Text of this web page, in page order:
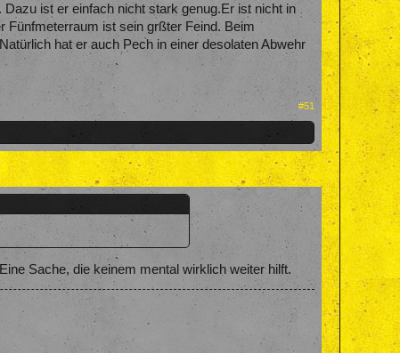
ist er einfach nicht stark genug.Er ist nicht in
Fünfmeterraum ist sein grßter Feind. Beim
hat er auch Pech in einer desolaten Abwehr
#51
Sache, die keinem mental wirklich weiter hilft.